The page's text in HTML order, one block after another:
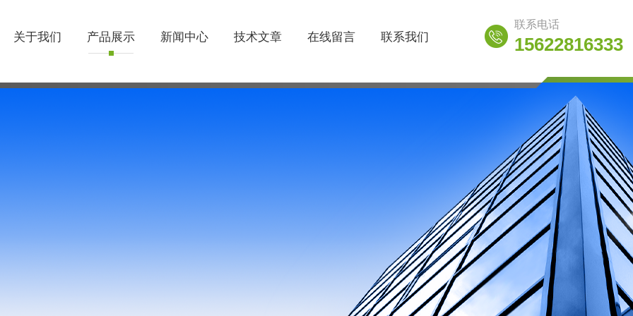
关于我们 产品展示 新闻中心 技术文章 在线留言 联系我们
联系电话
15622816333